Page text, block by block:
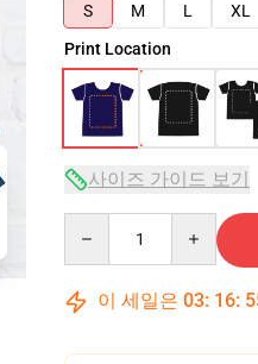
S
M L XL
Print Location
사이즈 가이드 보기
이 세일은 03: 16: